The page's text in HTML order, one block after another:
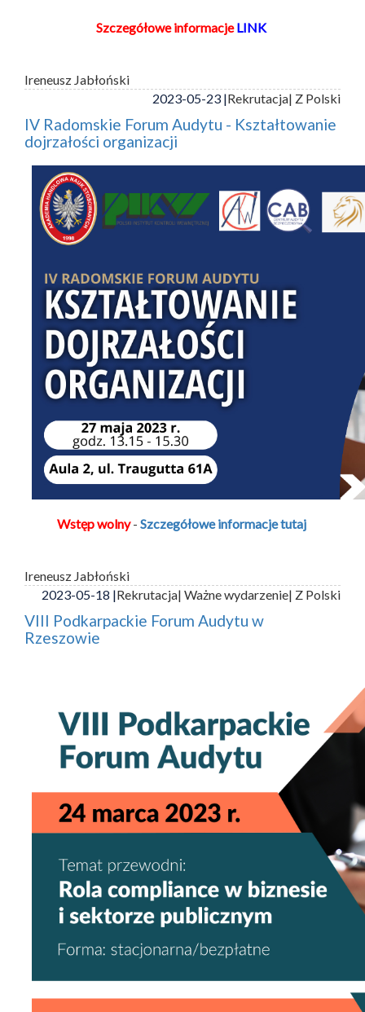
Szczegółowe informacje LINK
Ireneusz Jabłoński
2023-05-23 |Rekrutacja| Z Polski
IV Radomskie Forum Audytu - Kształtowanie
dojrzałości organizacji
Wstęp wolny- Szczegółowe informacje tutaj
Ireneusz Jabłoński
2023-05-18 |Rekrutacja| Ważne wydarzenie| Z Polski
VIII Podkarpackie Forum Audytu w
Rzeszowie